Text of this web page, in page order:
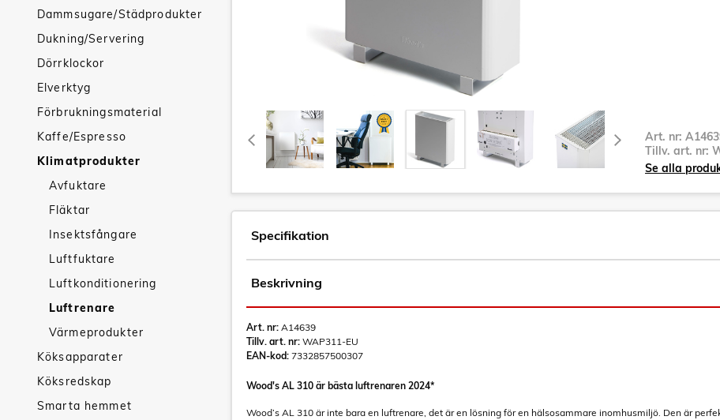
Dammsugare/Städprodukter
Dukning/Servering
Dörrklockor
Elverktyg
Förbrukningsmaterial
Kaffe/Espresso
Klimatprodukter
Avfuktare
Fläktar
Insektsfångare
Luftfuktare
Luftkonditionering
Luftrenare
Värmeprodukter
Köksapparater
Köksredskap
Smarta hemmet
Art. nr:
Tillv. art. nr:
Se alla
Specifikation
Beskrivning
Art. nr: A14639
Tillv. art. nr: WAP311-EU
EAN-kod: 7332857500307
Wood's AL 310 är bästa luftrenaren 2024*
Wood’s AL 310 är inte bara en luftrenare, det är en lösning för en hälsosammare inomhusmiljö. Den är